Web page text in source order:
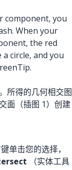
component, you
When your
the red
circle, and you
所得的几何相交图
面（插图 1）创建
单击您的选择，
（实体工具